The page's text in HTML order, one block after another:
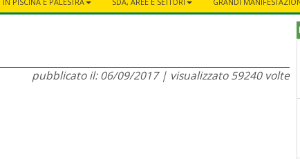
pubblicato il: 06/09/2017 | visualizzato 59240 volte